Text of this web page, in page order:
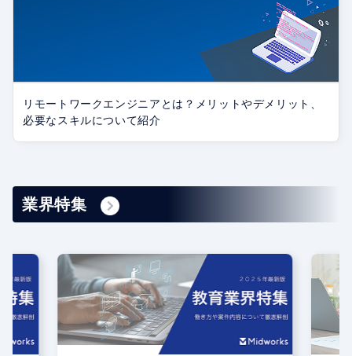
リモートワークエンジニアとは？メリットやデメリット、
必要なスキルについて紹介
業界特集